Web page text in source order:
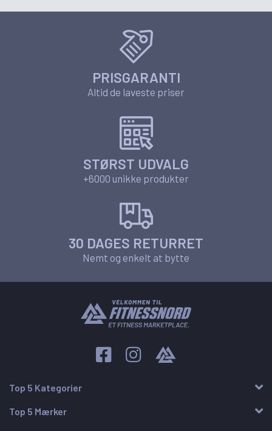
PRISGARANTI
Altid de laveste priser
STØRST UDVALG
+6000 unikke produkter
30 DAGES RETURRET
Nemt og enkelt at bytte
Top 5 Kategorier
Top 5 Mærker